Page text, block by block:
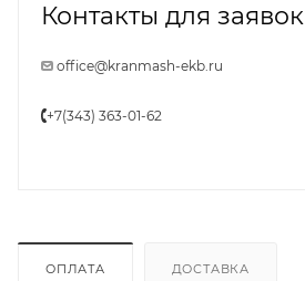
Контакты для заявок
office@kranmash-ekb.ru
+7(343) 363-01-62
ОПЛАТА ДОСТАВКА